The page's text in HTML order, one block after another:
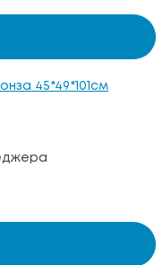
45*49*101см